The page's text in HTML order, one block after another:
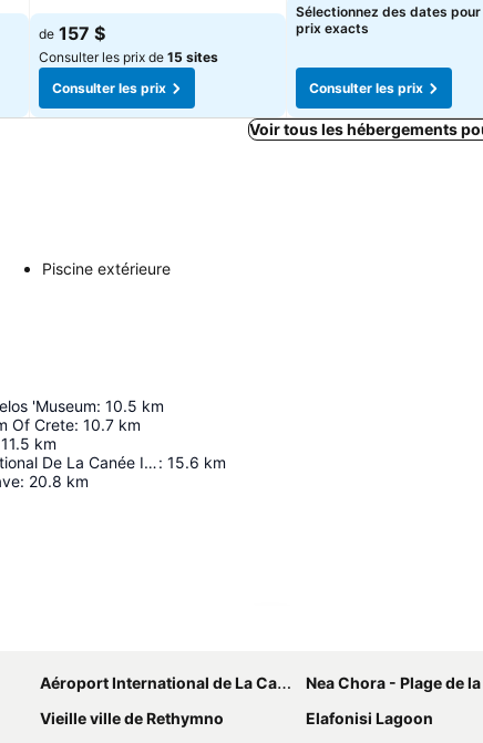
de 157 $
Consulter les prix de 15 sites
Consulter les prix
Sélectionnez des dates pour
prix exacts
Consulter les prix
Voir tous les hébergements
Piscine extérieure
'Museum: 10.5 km
Of Crete: 10.7 km
11.5 km
Aéroport International De La Canée Ioánnis-Daskalogiánnis: 15.6 km
: 20.8 km
Aéroport International de La Canée
Nea Chora - Plage de
Vieille ville de Rethymno
Elafonisi Lagoon